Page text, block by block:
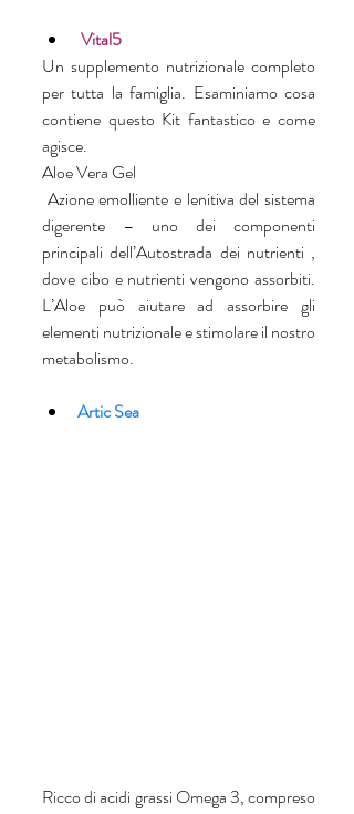
Vital5
Un supplemento nutrizionale completo
per tutta la famiglia. Esaminiamo cosa
contiene questo Kit fantastico e come
agisce.
Aloe Vera Gel
digerente – uno dei componenti
principali dell’Autostrada dei nutrienti ,
dove cibo e nutrienti vengono assorbiti.
L’Aloe può aiutare ad assorbire gli
elementi nutrizionale e stimolare il nostro
metabolismo.
Artic Sea
Ricco di acidi grassi Omega 3, compreso